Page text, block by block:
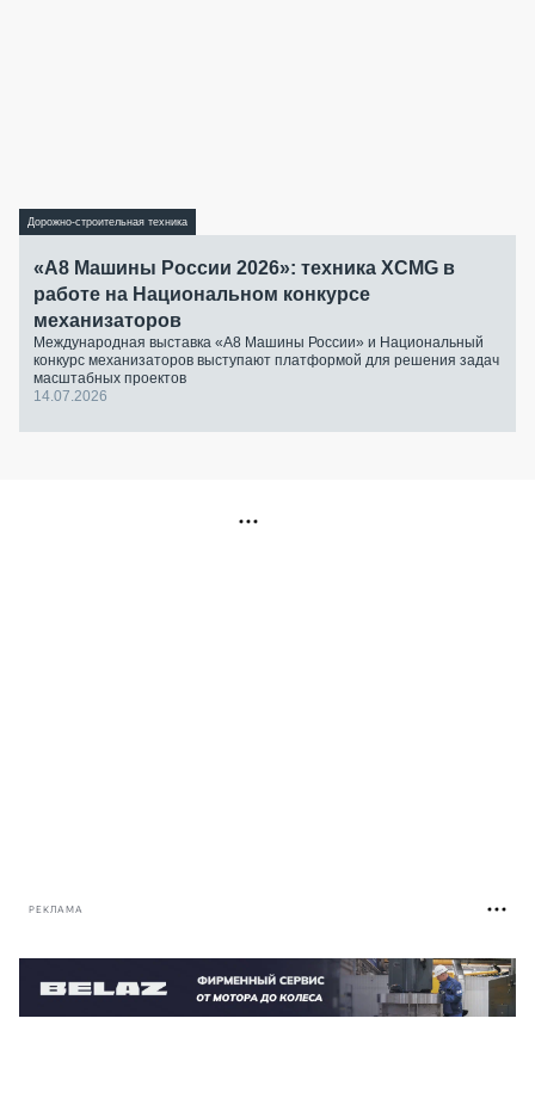
Дорожно-строительная техника
«А8 Машины России 2026»: техника XCMG в
работе на Национальном конкурсе
механизаторов
Международная выставка «А8 Машины России» и Национальный
конкурс механизаторов выступают платформой для решения задач
масштабных проектов
14.07.2026
РЕКЛАМА